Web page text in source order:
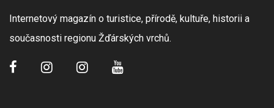
Internetový magazín o turistice, přírodě, kultuře, historii a
současnosti regionu Žďárských vrchů.